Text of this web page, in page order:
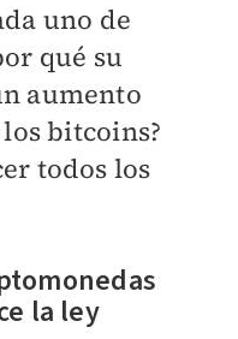
uno de
qué su
aumento
bitcoins?
todos los
la ley